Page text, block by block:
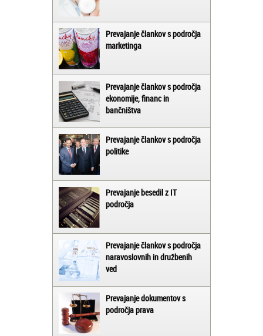
Prevajanje člankov s področja
marketinga
Prevajanje člankov s področja
ekonomije, financ in
bančništva
Prevajanje člankov s področja
politike
Prevajanje besedil z IT
področja
Prevajanje člankov s področja
naravoslovnih in družbenih
ved
Prevajanje dokumentov s
področja prava